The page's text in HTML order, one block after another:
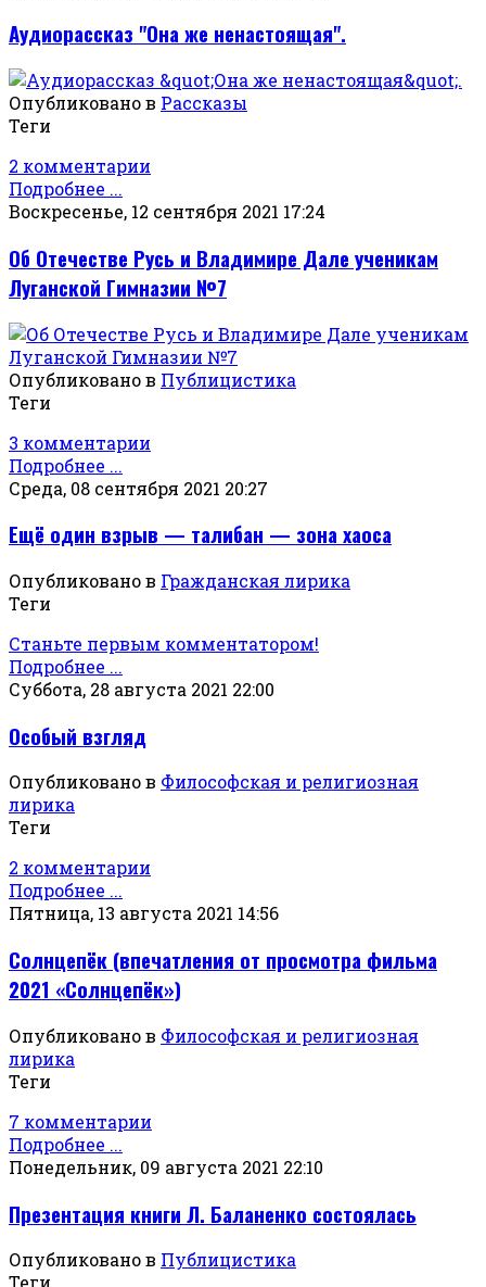
Аудиорассказ "Она же ненастоящая".
Опубликовано в Рассказы
Теги
2 комментарии
Подробнее ...
Воскресенье, 12 сентября 2021 17:24
Об Отечестве Русь и Владимире Дале ученикам
Луганской Гимназии №7
Опубликовано в Публицистика
Теги
3 комментарии
Подробнее ...
Среда, 08 сентября 2021 20:27
Ещё один взрыв — талибан — зона хаоса
Опубликовано в Гражданская лирика
Теги
Станьте первым комментатором!
Подробнее ...
Суббота, 28 августа 2021 22:00
Особый взгляд
Опубликовано в Философская и религиозная
лирика
Теги
2 комментарии
Подробнее ...
Пятница, 13 августа 2021 14:56
Солнцепёк (впечатления от просмотра фильма
2021 «Солнцепёк»)
Опубликовано в Философская и религиозная
лирика
Теги
7 комментарии
Подробнее ...
Понедельник, 09 августа 2021 22:10
Презентация книги Л. Баланенко состоялась
Опубликовано в Публицистика